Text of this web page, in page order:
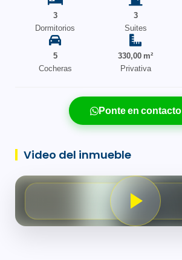
3
Dormitorios
3
Suites
5
Cocheras
330,00 m²
Privativa
Ponte en contacto
Video del inmueble